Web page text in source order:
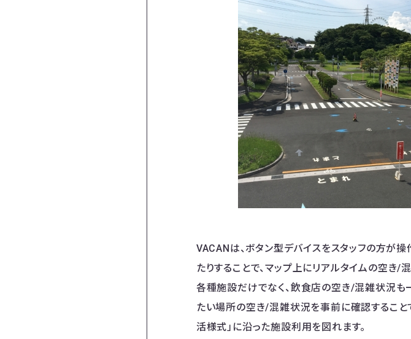
VACANは、ボタン型デバイスをスタッフの方が
たりすることで、マップ上にリアルタイムの空き
各種施設だけでなく、飲食店の空き/混雑状況も
たい場所の空き/混雑状況を事前に確認すること
活様式」に沿った施設利用を図れます。